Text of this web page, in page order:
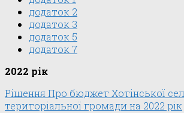
додаток 2
додаток 3
додаток 5
додаток 7
2022 рік
Рішення Про бюджет Хотінської
територіальної громади на 2022 рік